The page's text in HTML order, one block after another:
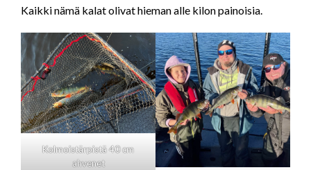
Kaikki nämä kalat olivat hieman alle kilon painoisia.
Kolmoistärpistä 40 cm
ahvenet